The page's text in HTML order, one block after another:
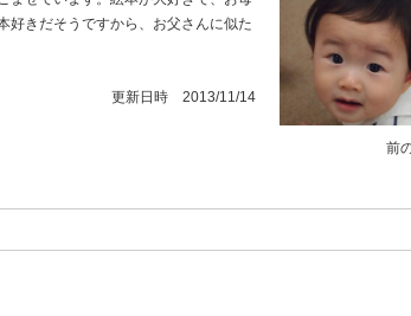
好きだそうですから、お父さんに似た
更新日時 2013/11/14
前